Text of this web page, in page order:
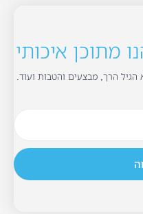
מתוכן איכותי
הרך, מבצעים והטבות ועוד.